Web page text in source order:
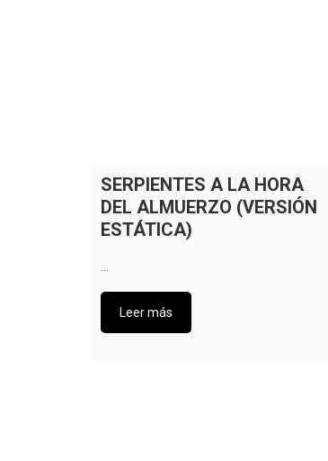
SERPIENTES A LA HORA
DEL ALMUERZO (VERSIÓN
ESTÁTICA)
Leer más